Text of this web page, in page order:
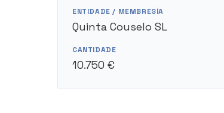
ENTIDADE / MEMBRESÍA
Quinta Couselo SL
CANTIDADE
10.750 €